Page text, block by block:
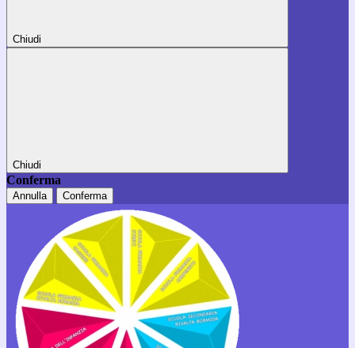
Chiudi
Chiudi
Conferma
Annulla Conferma